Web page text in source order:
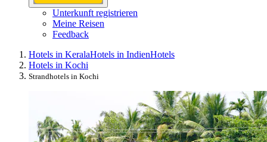
Unterkunft registrieren
Meine Reisen
Feedback
Hotels in KeralaHotels in IndienHotels
Hotels in Kochi
Strandhotels in Kochi